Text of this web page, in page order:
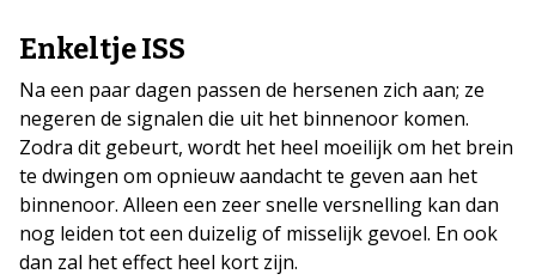
Enkeltje ISS
Na een paar dagen passen de hersenen zich aan; ze
negeren de signalen die uit het binnenoor komen.
Zodra dit gebeurt, wordt het heel moeilijk om het brein
te dwingen om opnieuw aandacht te geven aan het
binnenoor. Alleen een zeer snelle versnelling kan dan
nog leiden tot een duizelig of misselijk gevoel. En ook
dan zal het effect heel kort zijn.